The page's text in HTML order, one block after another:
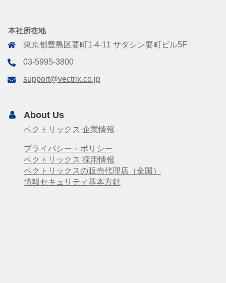
本社所在地
東京都豊島区要町1-4-11 サダシン要町ビル5F
03-5995-3800
support@vectrix.co.jp
About Us
ベクトリックス 企業情報
プライバシー・ポリシー
ベクトリックス 採用情報
ベクトリックスの販売代理店（全国）
情報セキュリティ基本方針